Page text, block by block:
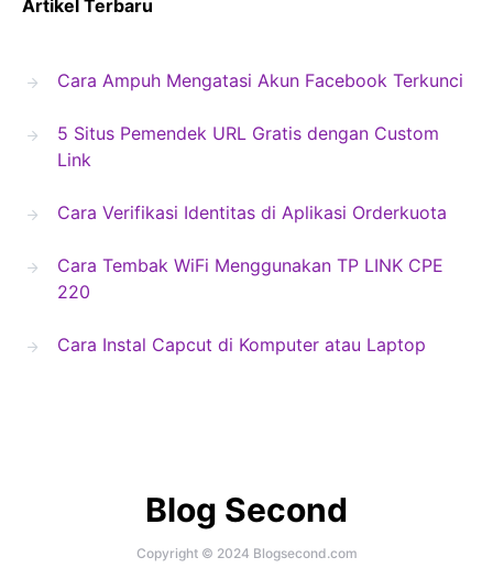
Artikel Terbaru
Cara Ampuh Mengatasi Akun Facebook Terkunci
5 Situs Pemendek URL Gratis dengan Custom
Link
Cara Verifikasi Identitas di Aplikasi Orderkuota
Cara Tembak WiFi Menggunakan TP LINK CPE
220
Cara Instal Capcut di Komputer atau Laptop
Blog Second
Copyright © 2024 Blogsecond.com